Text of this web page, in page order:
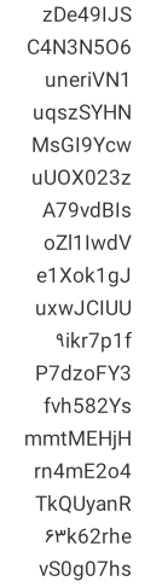
zDe49IJS
C4N3N5O6
uneriVN1
uqszSYHN
MsGI9Ycw
uUOX023z
A79vdBIs
oZl1IwdV
e1Xok1gJ
uxwJCIUU
۹ikr7p1f
P7dzoFY3
fvh582Ys
mmtMEHjH
rn4mE2o4
TkQUyanR
۶۳k62rhe
vS0g07hs